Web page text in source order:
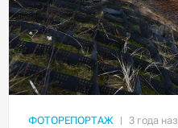
ФОТОРЕПОРТАЖ